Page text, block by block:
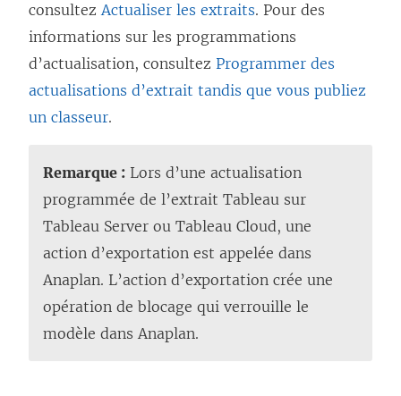
consultezActualiser les extraits. Pour des
informations sur les programmations
d’actualisation, consultez Programmer des
actualisations d’extrait tandis que vous publiez
un classeur.
Remarque : Lors d’une actualisation
programmée de l’extrait Tableau sur
Tableau Server ou Tableau Cloud, une
action d’exportation est appelée dans
Anaplan. L’action d’exportation crée une
opération de blocage qui verrouille le
modèle dans Anaplan.